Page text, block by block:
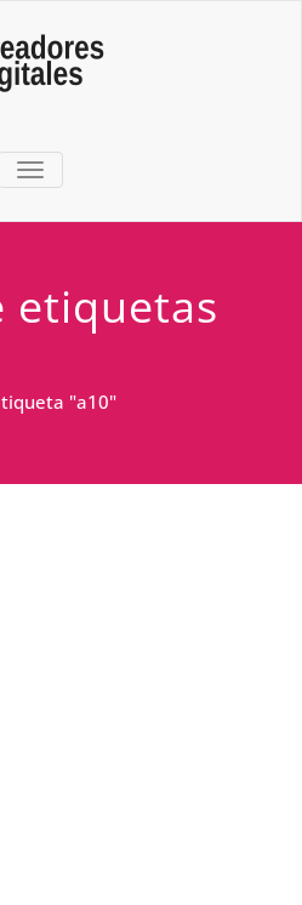
TOGGLE NAVIGATION
etiquetas
"a10"